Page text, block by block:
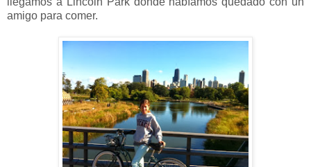
amigo para comer.